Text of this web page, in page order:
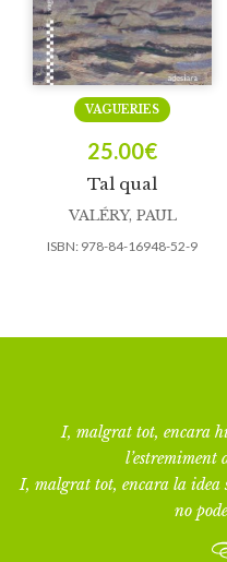
Tal qual
VAGUERIES
25.00€
VALÉRY, PAUL
ISBN: 978-84-16948-52-9
I, malgrat tot, encara
l’estremiment
I, malgrat tot, encara la idea
no